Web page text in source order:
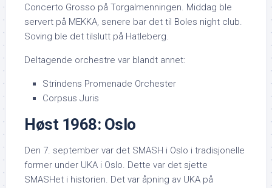
Concerto Grosso på Torgalmenningen. Middag ble
servert på MEKKA, senere bar det til Boles night club.
Soving ble det tilslutt på Hatleberg.
Deltagende orchestre var blandt annet:
Strindens Promenade Orchester
Corpsus Juris
Høst 1968: Oslo
Den 7. september var det SMASH i Oslo i tradisjonelle
former under UKA i Oslo. Dette var det sjette
SMASHet i historien. Det var åpning av UKA på